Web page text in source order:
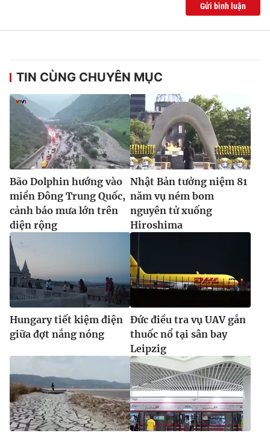
® Cấm sao chép dưới mọi hình thức nếu không có sự chấp
thuận bằng văn bản. Ghi rõ nguồn VTV.vn khi phát hành lại
thông tin từ website này.
Gửi bình luận
TIN CÙNG CHUYÊN MỤC
Bão Dolphin hướng vào
miền Đông Trung Quốc,
cảnh báo mưa lớn trên
diện rộng
Nhật Bản tưởng niệm 81
năm vụ ném bom
nguyên tử xuống
Hiroshima
Hungary tiết kiệm điện
giữa đợt nắng nóng
Đức điều tra vụ UAV gắn
thuốc nổ tại sân bay
Leipzig